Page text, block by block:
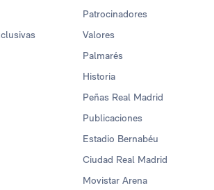
Patrocinadores
Valores
Palmarés
Historia
Peñas Real Madrid
Publicaciones
Estadio Bernabéu
Ciudad Real Madrid
Movistar Arena